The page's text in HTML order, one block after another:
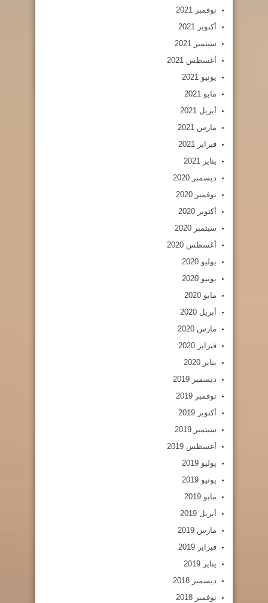
نوفمبر 2021
أكتوبر 2021
سبتمبر 2021
أغسطس 2021
يونيو 2021
مايو 2021
أبريل 2021
مارس 2021
فبراير 2021
يناير 2021
ديسمبر 2020
نوفمبر 2020
أكتوبر 2020
سبتمبر 2020
أغسطس 2020
يوليو 2020
يونيو 2020
مايو 2020
أبريل 2020
مارس 2020
فبراير 2020
يناير 2020
ديسمبر 2019
نوفمبر 2019
أكتوبر 2019
سبتمبر 2019
أغسطس 2019
يوليو 2019
يونيو 2019
مايو 2019
أبريل 2019
مارس 2019
فبراير 2019
يناير 2019
ديسمبر 2018
نوفمبر 2018